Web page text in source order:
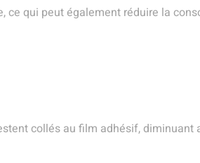
ce qui peut également réduire la
collés au film adhésif, diminuant